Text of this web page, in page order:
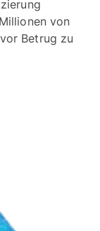
von
Betrug zu